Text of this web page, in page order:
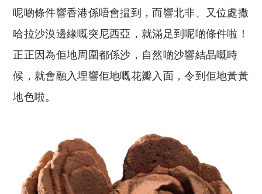
呢啲條件響香港係唔會揾到，而響北非、又位處撒
哈拉沙漠邊緣嘅突尼西亞，就滿足到呢啲條件啦！
正正因為佢地周圍都係沙，自然啲沙響結晶嘅時
候，就會融入埋響佢地嘅花瓣入面，令到佢地黃黃
地色啦。